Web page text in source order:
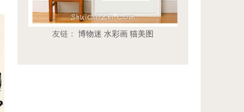
友链：博物迷 水彩画 猫美图